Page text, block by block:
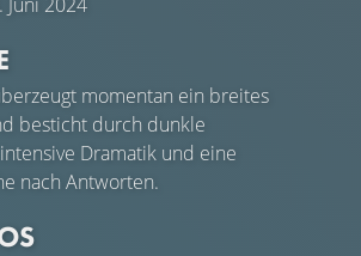
momentan ein breites
besticht durch dunkle
Dramatik und eine
nach Antworten.